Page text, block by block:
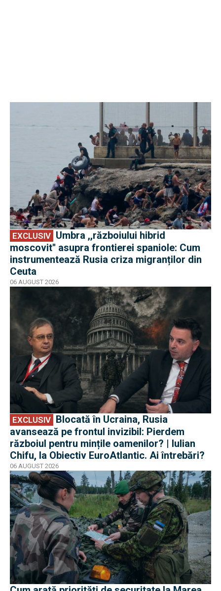
EXCLUSIV
moscovit'' asupra frontierei spaniole: Cum
instrumentează Rusia criza migranților din
Ceuta
06 AUGUST 2026
EXCLUSIV
avansează pe frontul invizibil: Pierdem
războiul pentru mințile oamenilor? | Iulian
Chifu, la Obiectiv EuroAtlantic. Ai întrebări?
06 AUGUST 2026